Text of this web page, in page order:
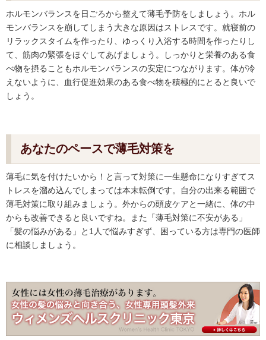
ホルモンバランスを日ごろから整えて薄毛予防をしましょう。ホル
モンバランスを崩してしまう大きな原因はストレスです。就寝前の
リラックスタイムを作ったり、ゆっくり入浴する時間を作ったりし
て、筋肉の緊張をほぐしてあげましょう。しっかりと栄養のある食
べ物を摂ることもホルモンバランスの安定につながります。体が冷
えないように、血行促進効果のある食べ物を積極的にとると良いで
しょう。
あなたのペースで薄毛対策を
薄毛に気を付けたいから！と言って対策に一生懸命になりすぎてス
トレスを溜め込んでしまっては本末転倒です。自分の出来る範囲で
薄毛対策に取り組みましょう。外からの頭皮ケアと一緒に、体の中
からも改善できると良いですね。また「薄毛対策に不安がある」
「髪の悩みがある」と1人で悩みすぎず、困っている方は専門の医師
に相談しましょう。